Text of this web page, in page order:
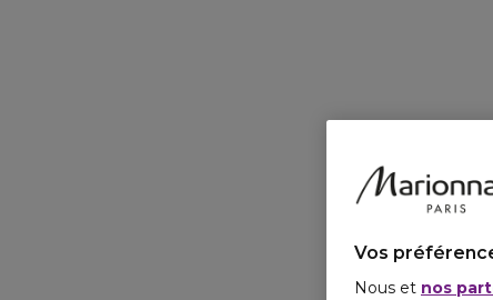
Vos
Nous et nos